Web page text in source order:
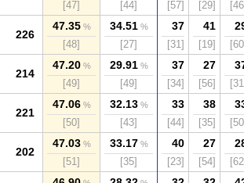
[47] [44] [57] [29]
226
47.35%
[48]
34.51%
[27]
37
[31]
41
[19]
214
47.20%
[49]
29.91%
[49]
37
[34]
27
[56]
221
47.06%
[50]
32.13%
[43]
33
[44]
38
[35]
202
47.03%
[51]
33.17%
[35]
40
[23]
27
[54]